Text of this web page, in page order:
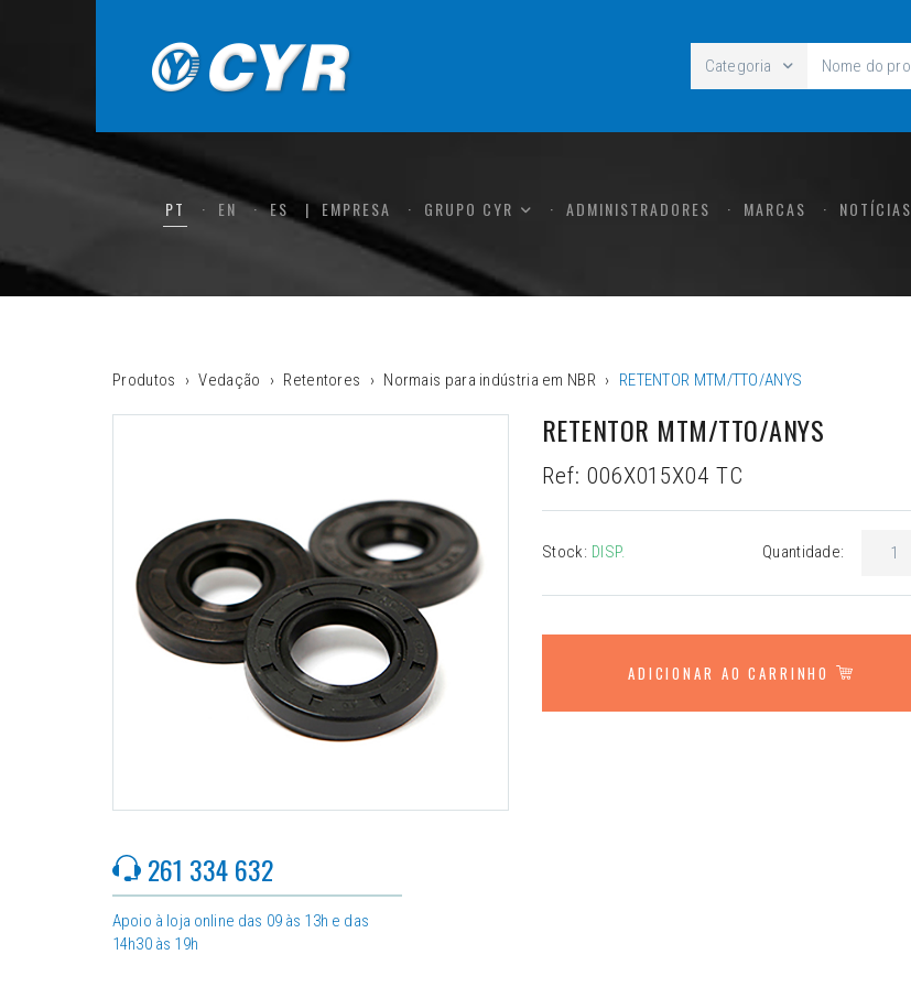
Categoria
PT EN ES EMPRESA GRUPO CYR ADMINISTRADORES MARCAS NOTÍCIAS
Produtos Vedação Retentores Normais para indústria em NBR RETENTOR MTM/TTO/ANYS
RETENTOR MTM/TTO/ANYS
Ref: 006X015X04 TC
261 334 632
Apoio à loja online das 09 às 13h e das
14h30 às 19h
Stock: DISP. Quantidade:
ADICIONAR AO CARRINHO